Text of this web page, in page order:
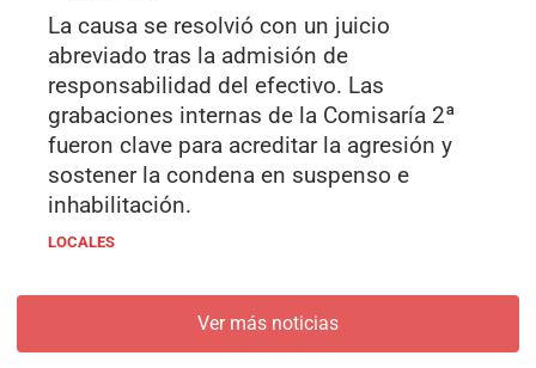
La causa se resolvió con un juicio
abreviado tras la admisión de
responsabilidad del efectivo. Las
grabaciones internas de la Comisaría 2ª
fueron clave para acreditar la agresión y
sostener la condena en suspenso e
inhabilitación.
LOCALES
Ver más noticias